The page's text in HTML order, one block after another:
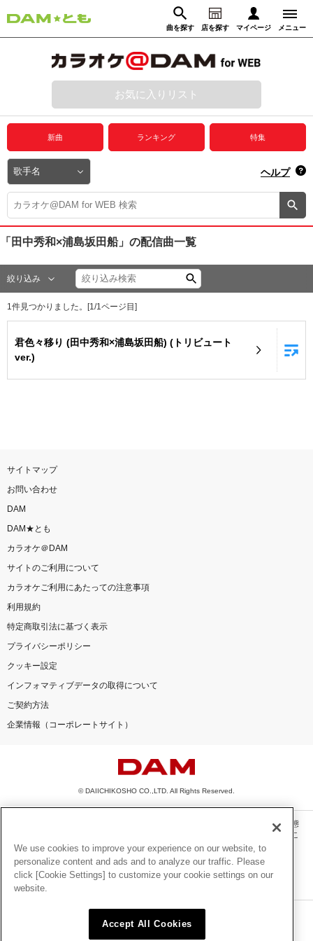
曲を探す 店を探す マイページ メニュー
動画からさがす 録音からさがす
ログイン
プレミアムサービス
DAM★とも動画
DAM★とも録音
カラオケ＠DAM
ユーザー検索
お知らせ よくあるご質問
DAMの新曲・ランキングなど
お気に入りリスト
新曲 ランキング 特集
ヘルプ
「田中秀和×浦島坂田船」 の配信曲一覧
絞り込み
1 件見つかりました。[1 /1 ページ目]
君色々移り (田中秀和×浦島坂田船) (トリビュート
ver.)
サイトマップ
お問い合わせ
DAM
DAM★とも
カラオケ＠DAM
サイトのご利用について
カラオケご利用にあたっての注意事項
利用規約
特定商取引法に基づく表示
プライバシーポリシー
クッキー設定
インフォマティブデータの取得について
ご契約方法
企業情報（コーポレートサイト）
© DAIICHIKOSHO CO.,LTD. All Rights Reserved.
このサイトに掲載されている一切の文章・画像・写真・動画・音声等を、手段や形態
を問わず、著作権法の定める範囲を超えて無断で複製、転載、ファイル化などするこ
とを禁じます。
楽曲及びコンテンツは、機種によりご利用いただけない場合があります。
楽曲及びコンテンツの配信日、配信内容が変更になる場合があります。
楽曲によりMYリスト保存ができない場合があります。
6602250213Y31015 6602250112Y38026 6602250240Y31015
6602250241Y45122
We use cookies to improve your experience on our website, to
personalize content and ads and to analyze our traffic. Please
click [Cookie Settings] to customize your cookie settings on our
website.
Accept All Cookies